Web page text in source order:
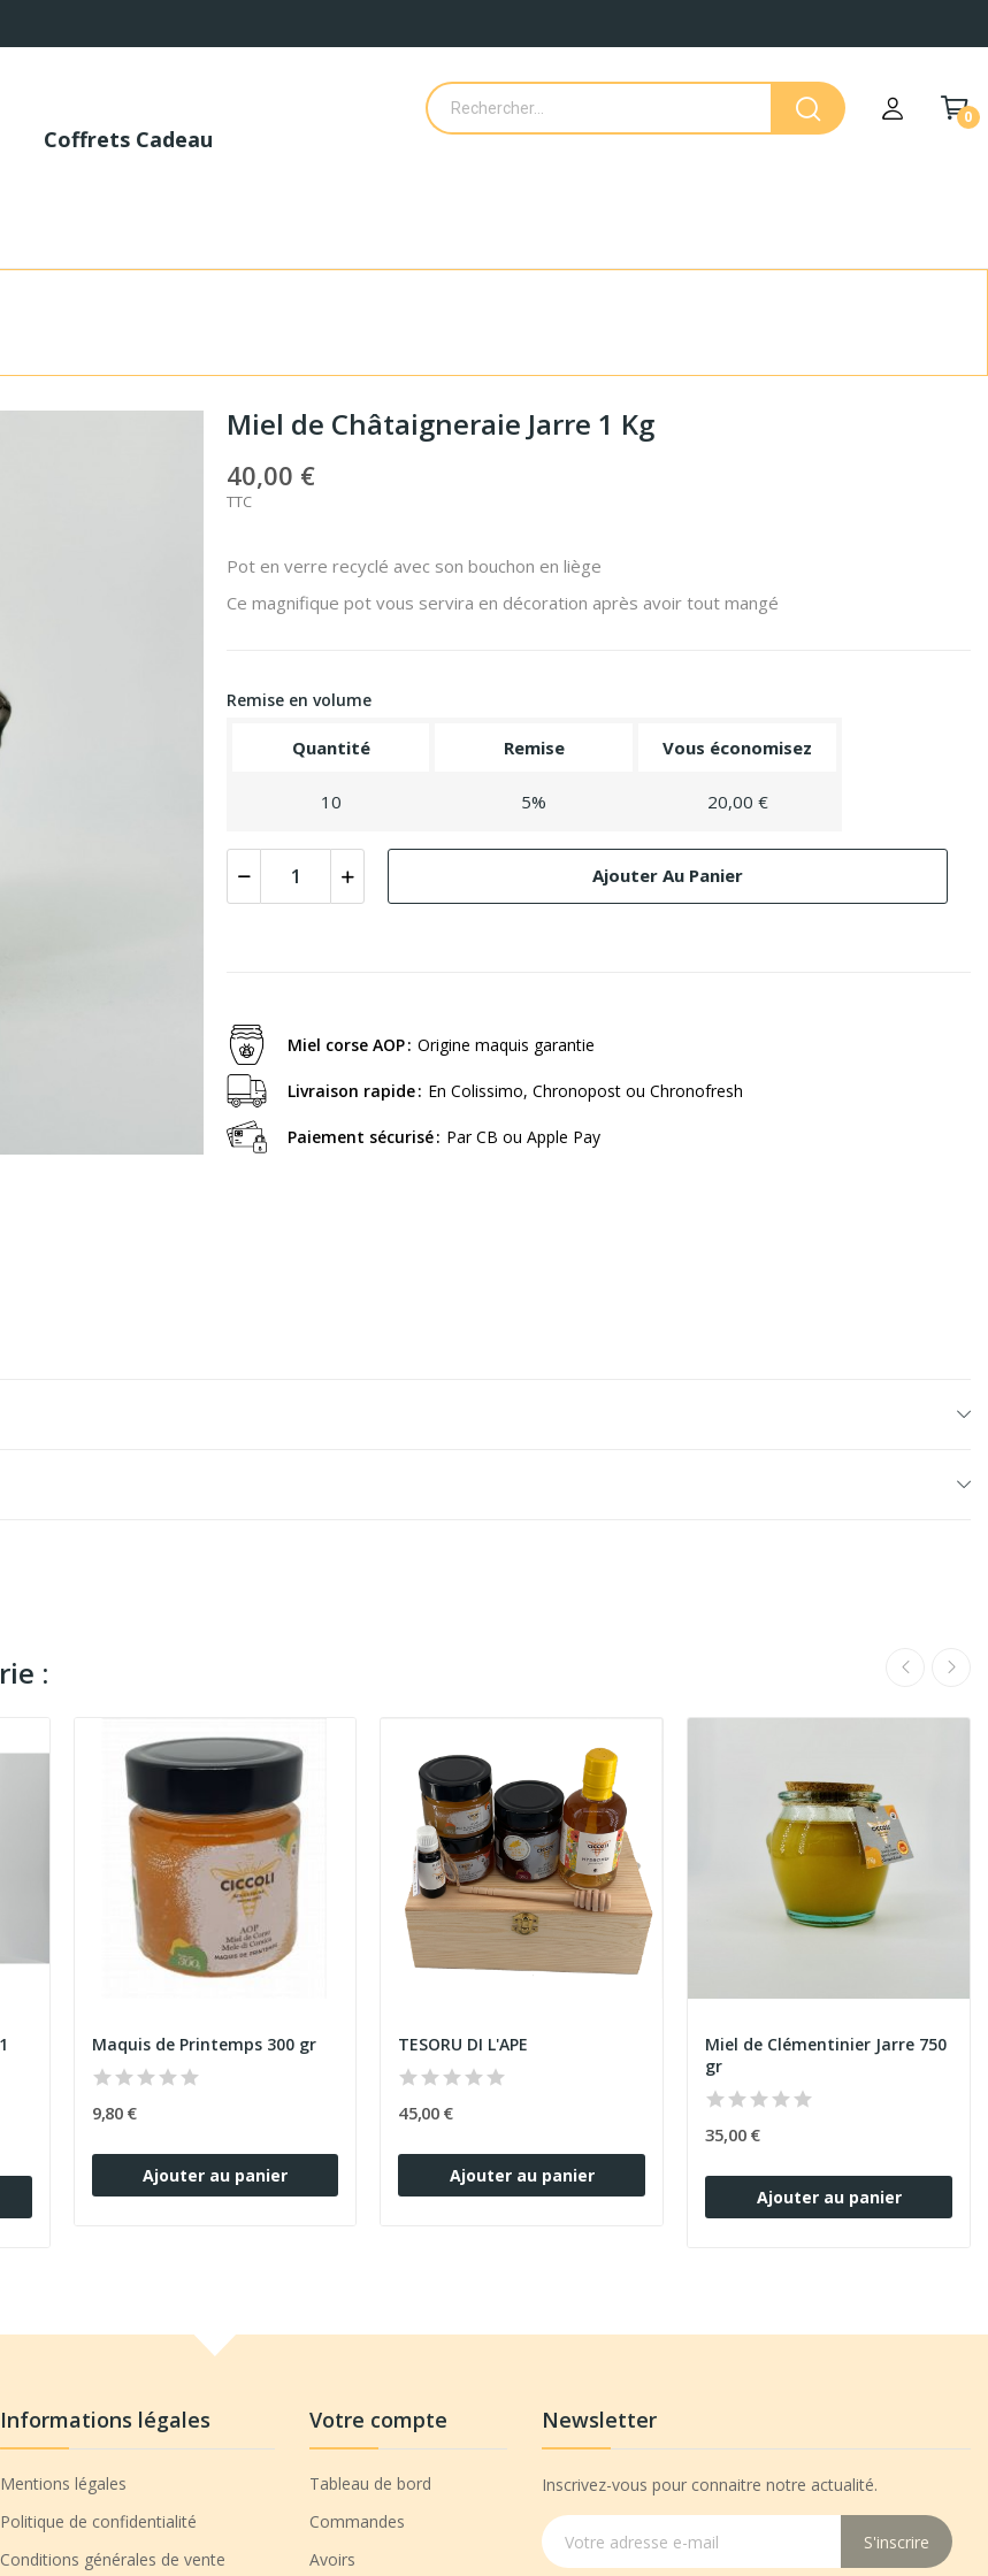
Coffrets Cadeau
0
Miel de Châtaigneraie Jarre 1 Kg
40,00 €
TTC
Pot en verre recyclé avec son bouchon en liège
Ce magnifique pot vous servira en décoration après avoir tout mangé
Remise en volume
Quantité Remise Vous économisez
10 5% 20,00 €
Ajouter Au Panier
Miel corse AOP Origine maquis garantie
Livraison rapide En Colissimo, Chronopost ou Chronofresh
Paiement sécurisé Par CB ou Apple Pay
:
Maquis de Printemps 300 gr
9,80 €
Ajouter au panier
TESORU DI L'APE
45,00 €
Ajouter au panier
Miel de Clémentinier Jarre 750
gr
35,00 €
Ajouter au panier
Informations légales
Mentions légales
Politique de confidentialité
Conditions générales de vente
Votre compte
Tableau de bord
Commandes
Avoirs
Newsletter
Inscrivez-vous pour connaitre notre actualité.
S'inscrire